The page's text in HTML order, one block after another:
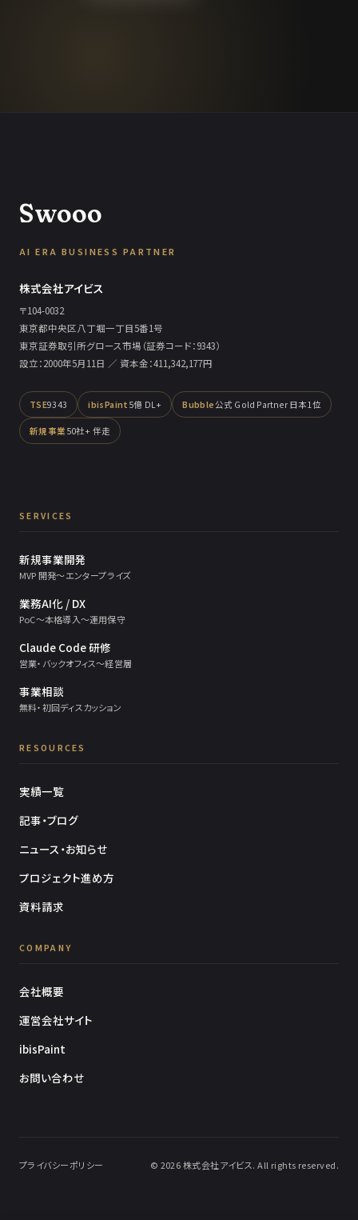
Swooo
AI ERA BUSINESS PARTNER
株式会社アイビス
〒104-0032
東京都中央区八丁堀一丁目5番1号
東京証券取引所グロース市場（証券コード：9343）
設立：2000年5月11日 ／ 資本金：411,342,177円
TSE9343 ibisPaint 5億 DL+ Bubble公式 Gold Partner 日本1位
新規事業 50社+ 伴走
SERVICES
新規事業開発
MVP 開発〜エンタープライズ
業務AI化 / DX
PoC〜本格導入〜運用保守
Claude Code 研修
営業・バックオフィス〜経営層
事業相談
無料・初回ディスカッション
RESOURCES
実績一覧
記事・ブログ
ニュース・お知らせ
プロジェクト進め方
資料請求
COMPANY
会社概要
運営会社サイト
ibisPaint
お問い合わせ
プライバシーポリシー © 2026 株式会社アイビス. All rights reserved.